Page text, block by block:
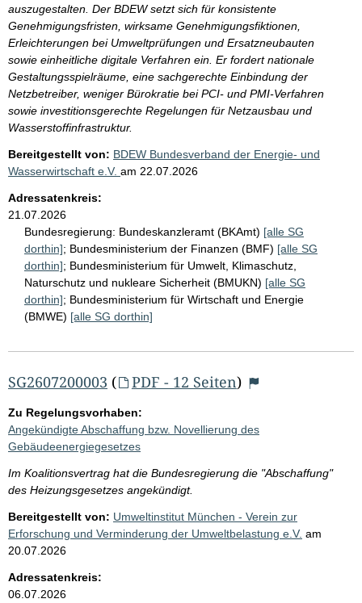
auszugestalten. Der BDEW setzt sich für konsistente
Genehmigungsfristen, wirksame Genehmigungsfiktionen,
Erleichterungen bei Umweltprüfungen und Ersatzneubauten
sowie einheitliche digitale Verfahren ein. Er fordert nationale
Gestaltungsspielräume, eine sachgerechte Einbindung der
Netzbetreiber, weniger Bürokratie bei PCI- und PMI-Verfahren
sowie investitionsgerechte Regelungen für Netzausbau und
Wasserstoffinfrastruktur.
Bereitgestellt von: BDEW Bundesverband der Energie- und
Wasserwirtschaft e.V. am 22.07.2026
Adressatenkreis:
21.07.2026
Bundesregierung: Bundeskanzleramt (BKAmt) [alle SG
dorthin]; Bundesministerium der Finanzen (BMF) [alle SG
dorthin]; Bundesministerium für Umwelt, Klimaschutz,
Naturschutz und nukleare Sicherheit (BMUKN) [alle SG
dorthin]; Bundesministerium für Wirtschaft und Energie
(BMWE) [alle SG dorthin]
SG2607200003 ( PDF - 12 Seiten)
Zu Regelungsvorhaben:
Angekündigte Abschaffung bzw. Novellierung des
Gebäudeenergiegesetzes
Im Koalitionsvertrag hat die Bundesregierung die "Abschaffung"
des Heizungsgesetzes angekündigt.
Bereitgestellt von: Umweltinstitut München - Verein zur
Erforschung und Verminderung der Umweltbelastung e.V. am
20.07.2026
Adressatenkreis:
06.07.2026